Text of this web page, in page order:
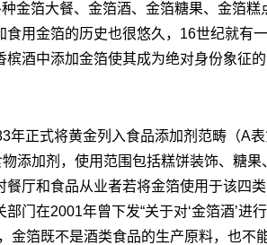
金箔大餐、金箔酒、金箔糖果、金箔糕
用金箔的历史也很悠久，16世纪就有
酒中添加金箔使其成为绝对身份象征
年正式将黄金列入食品添加剂范畴（A
添加剂，使用范围包括糕饼装饰、糖果
厅和食品从业者若将金箔使用于该四
门在2001年曾下发“关于对‘金箔酒’进
金箔既不是酒类食品的生产原料，也不